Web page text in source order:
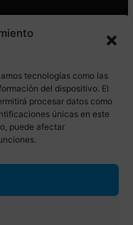
tecnologías como las
del dispositivo. El
procesar datos como
únicas en este
puede afectar
SOCIALES